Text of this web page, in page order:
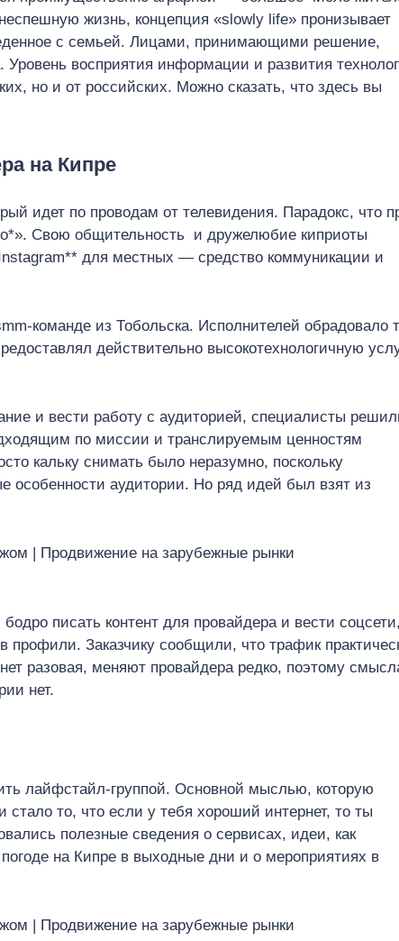
жизнь, концепция «slowly life» пронизывает
с семьей. Лицами, принимающими решение,
восприятия информации и развития
но и от российских. Можно сказать, что здесь вы
на Кипре
идет по проводам от телевидения. Парадокс, что
Свою общительность и дружелюбие киприоты
для местных — средство коммуникации и
команде из Тобольска. Исполнителей обрадовало
действительно высокотехнологичную
и вести работу с аудиторией, специалисты
по миссии и транслируемым ценностям
кальку снимать было неразумно, поскольку
особенности аудитории. Но ряд идей был взят из
писать контент для провайдера и вести
профили. Заказчику сообщили, что трафик
разовая, меняют провайдера редко, поэтому
нет.
лайфстайл-группой. Основной мыслью, которую
стало то, что если у тебя хороший интернет, то ты
полезные сведения о сервисах, идеи, как
на Кипре в выходные дни и о мероприятиях в